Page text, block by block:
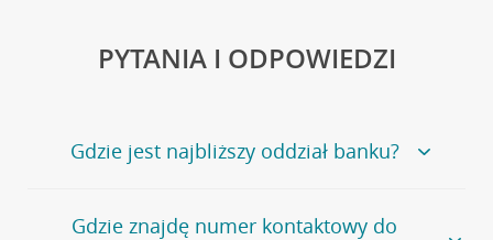
PYTANIA I ODPOWIEDZI
Gdzie jest najbliższy oddział banku?
Jeśli szukasz oddziału naszego banku, zapraszamy na
Gdzie znajdę numer kontaktowy do